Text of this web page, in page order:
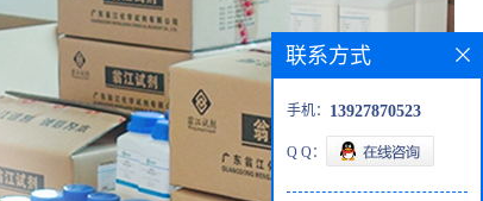
联系方式
手机： 13927870523
Q Q：